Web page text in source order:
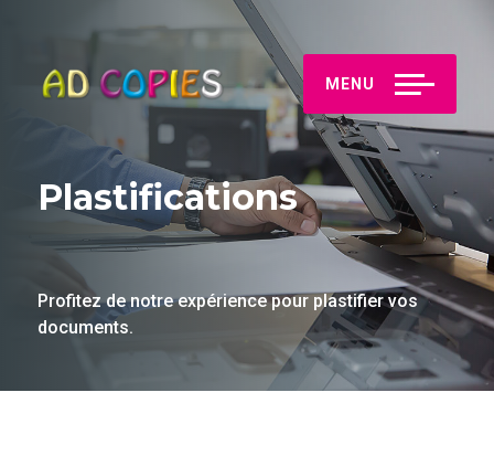
MENU
Plastifications
Profitez de notre expérience pour plastifier vos
documents.